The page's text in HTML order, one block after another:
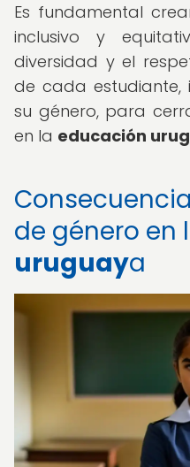
Es fundamental
inclusivo y
diversidad y el
de cada estudiante,
su género, para
en la educación
de género en
uruguaya